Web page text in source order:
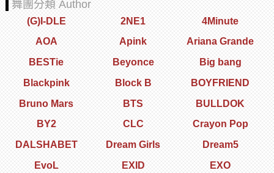
舞團分類 Author
(G)I-DLE 2NE1
4Minute
AOA
Apink
Ariana Grande
BESTie
Beyonce
Big bang
Blackpink
Block B
BOYFRIEND
Bruno Mars
BTS
BULLDOK
BY2
CLC
Crayon Pop
DALSHABET
Dream Girls
Dream5
EvoL
EXID
EXO